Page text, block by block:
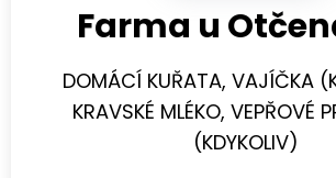
Farma u
DOMÁCÍ KUŘATA, VAJÍČKA
KRAVSKÉ MLÉKO, VEPŘOVÉ
(KDYKOLIV)